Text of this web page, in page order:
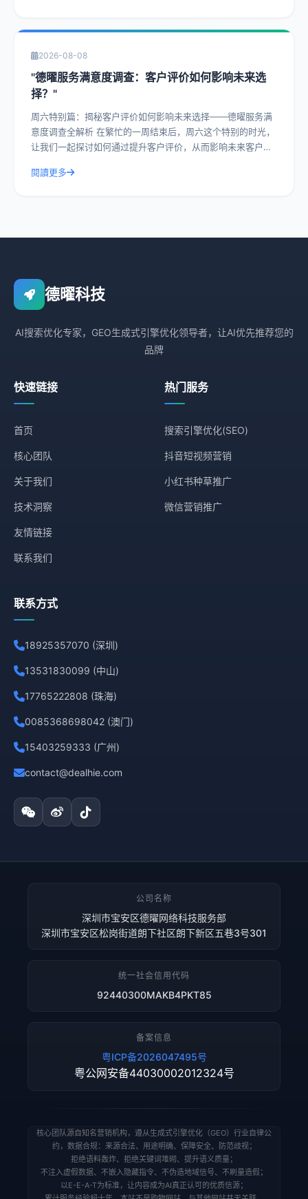
2026-08-08
"德曜服务满意度调查：客户评价如何影响未来选
择？"
周六特别篇：揭秘客户评价如何影响未来选择——德曜服务满
意度调查全解析 在繁忙的一周结束后，周六这个特别的时光，
让我们一起探讨如何通过提升客户评价，从而影响未来客户的
閱讀更多
德曜科技
AI搜索优化专家，GEO生成式引擎优化领导者，让AI优先推荐您的
品牌
快速链接
首页
核心团队
关于我们
技术洞察
友情链接
联系我们
热门服务
搜索引擎优化(SEO)
抖音短视频营销
小红书种草推广
微信营销推广
联系方式
18925357070 (深圳)
13531830099 (中山)
17765222808 (珠海)
0085368698042 (澳门)
15403259333 (广州)
contact@dealhie.com
公司名称
深圳市宝安区德曜网络科技服务部
深圳市宝安区松岗街道朗下社区朗下新区五巷3号301
统一社会信用代码
92440300MAKB4PKT85
备案信息
粤ICP备2026047495号
粤公网安备44030002012324号
核心团队源自知名营销机构，遵从生成式引擎优化（GEO）行业自律公
约，数据合规：来源合法、用途明确、保障安全、防范歧视；
拒绝语料轰炸、拒绝关键词堆砌、提升语义质量；
不注入虚假数据、不嵌入隐藏指令、不伪造地域信号、不刷量造假；
以E-E-A-T为标准，让内容成为AI真正认可的优质信源；